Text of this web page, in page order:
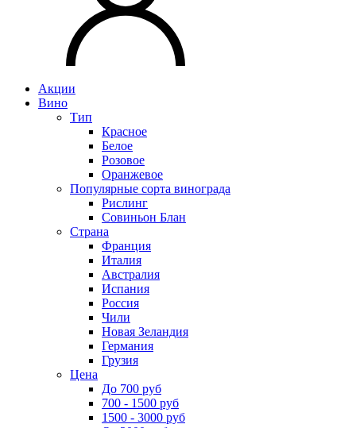
Акции
Вино
Тип
Красное
Белое
Розовое
Оранжевое
Популярные сорта винограда
Рислинг
Совиньон Блан
Страна
Франция
Италия
Австралия
Испания
Россия
Чили
Новая Зеландия
Германия
Грузия
Цена
До 700 руб
700 - 1500 руб
1500 - 3000 руб